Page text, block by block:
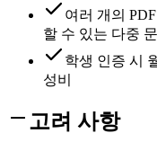
여러 개의
할 수 있는 다중
학생 인증 시
성비
고려 사항